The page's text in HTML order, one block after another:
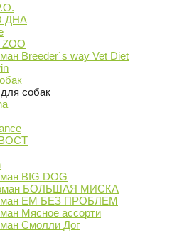
ДНА
ZOO
Breeder`s way Vet Diet
собак
BIG DOG
БОЛЬШАЯ МИСКА
ЕМ БЕЗ ПРОБЛЕМ
Мясное ассорти
Смолли Дог